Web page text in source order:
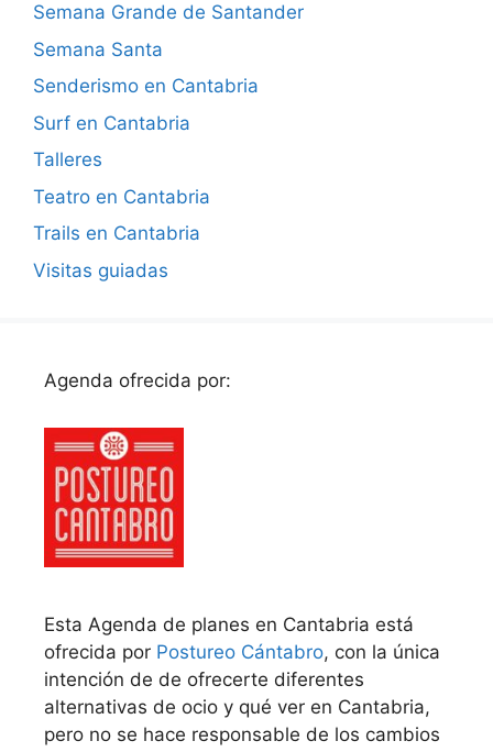
Semana Grande de Santander
Semana Santa
Senderismo en Cantabria
Surf en Cantabria
Talleres
Teatro en Cantabria
Trails en Cantabria
Visitas guiadas
Agenda ofrecida por:
Esta Agenda de planes en Cantabria está
ofrecida por Postureo Cántabro, con la única
intención de de ofrecerte diferentes
alternativas de ocio y qué ver en Cantabria,
pero no se hace responsable de los cambios